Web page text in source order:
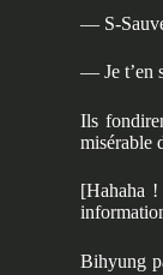
— S-
— Je t’en
Ils
misérable
[Hahaha !
Bihyung